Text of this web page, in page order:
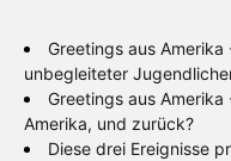
Greetings aus
unbegleiteter
Greetings aus
Amerika, und zurück?
Diese drei Ereignisse